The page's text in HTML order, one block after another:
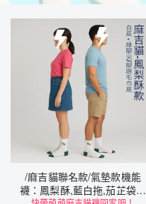
/麻吉貓聯名款/氣墊款機能
襪：鳳梨酥,藍白拖,茄芷袋萌